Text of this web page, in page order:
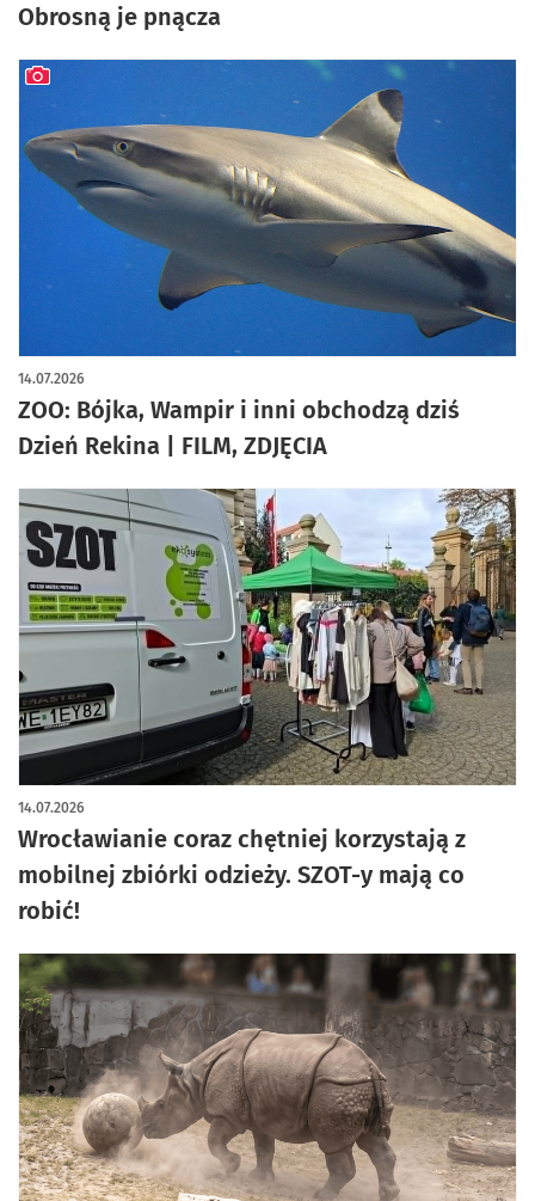
Obrosną je pnącza
ZOO: Bójka, Wampir i inni obchodzą dziś
Dzień Rekina | FILM, ZDJĘCIA
14.07.2026
artykuł z galerią zdjęć
Wrocławianie coraz chętniej korzystają z
mobilnej zbiórki odzieży. SZOT-y mają co
robić!
14.07.2026